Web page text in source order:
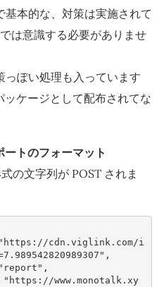
本的な、対策は実施されて
は意識する必要がありませ
っぽい処理も入っています
ケージとして配布されてな
ートのフォーマット
の文字列が POST されま
"https://cdn.viglink.com/i
,
"report" ,
"https://www.monotalk.xy